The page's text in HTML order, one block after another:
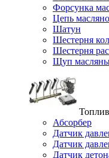
Форсунка
Цепь
Шатун
Шестерня
Шестерня
Щуп
Абсорбер
Датчик
Датчик
Датчик